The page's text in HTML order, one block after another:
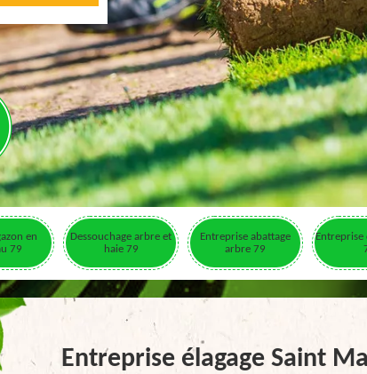
en
79
Dessouchage arbre et
haie 79
Entreprise abattage
arbre 79
Entreprise
Entreprise élagage Saint